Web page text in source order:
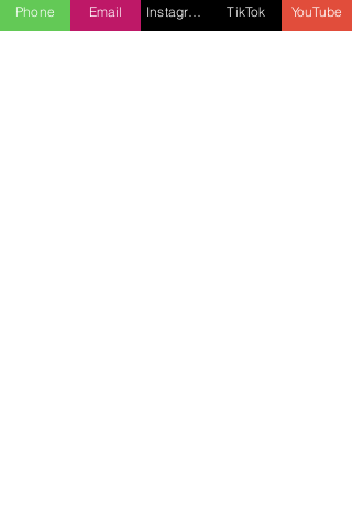
COVID-19
Phone Email TikTok YouTube